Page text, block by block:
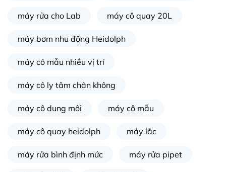
máy rửa cho Lab máy cô quay 20L
máy bơm nhu động Heidolph
máy cô mẫu nhiều vị trí
máy cô ly tâm chân không
máy cô dung môi máy cô mẫu
máy cô quay heidolph máy lắc
máy rửa bình định mức máy rửa pipet